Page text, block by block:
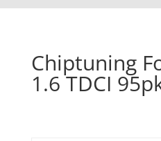
Chiptuning
1.6 TDCI